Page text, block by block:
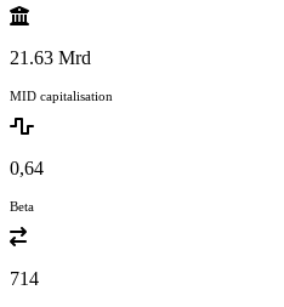
21.63 Mrd
MID capitalisation
0,64
Beta
714